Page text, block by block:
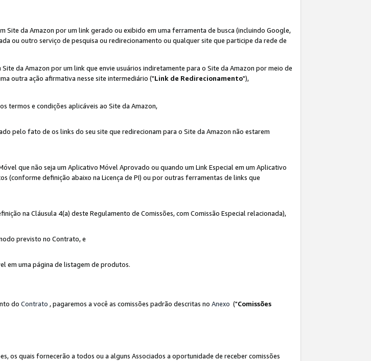
da Amazon por um link gerado ou exibido em uma ferramenta de busca (incluindo Google,
ou outro serviço de pesquisa ou redirecionamento ou qualquer site que participe da rede de
da Amazon por um link que envie usuários indiretamente para o Site da Amazon por meio de
outra ação afirmativa nesse site intermediário ("Link de Redirecionamento"),
termos e condições aplicáveis ao Site da Amazon,
pelo fato de os links do seu site que redirecionam para o Site da Amazon não estarem
que não seja um Aplicativo Móvel Aprovado ou quando um Link Especial em um Aplicativo
(conforme definição abaixo na Licença de PI) ou por outras ferramentas de links que
na Cláusula 4(a) deste Regulamento de Comissões, com Comissão Especial relacionada),
previsto no Contrato, e
em uma página de listagem de produtos.
do Contrato , pagaremos a você as comissões padrão descritas no Anexo ("Comissões
os quais fornecerão a todos ou a alguns Associados a oportunidade de receber comissões